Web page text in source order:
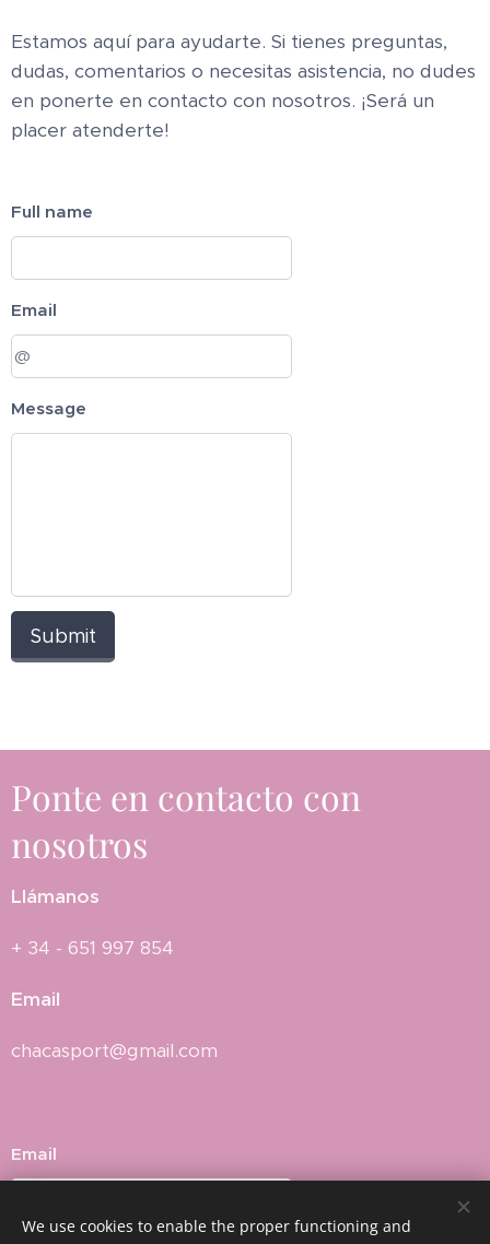
Estamos aquí para ayudarte. Si tienes preguntas,
dudas, comentarios o necesitas asistencia, no dudes
en ponerte en contacto con nosotros. ¡Será un
placer atenderte!
Full name
Email
Message
Submit
Ponte en contacto con
nosotros
Llámanos
+ 34 - 651 997 854
Email
chacasport@gmail.com
Email
We use cookies to enable the proper functioning and